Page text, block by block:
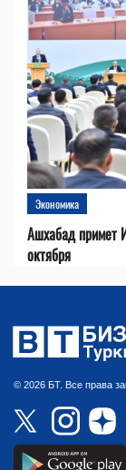
Экономика
Ашхабад примет
октября
© 2026 БТ. Все права